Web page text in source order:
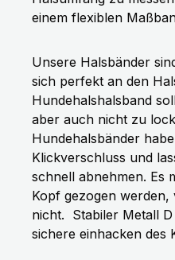
einem flexiblen
Unsere Halsbänder
sich perfekt an den
Hundehalshalsband
aber auch nicht zu
Hundehalsbänder
Klickverschluss und
schnell abnehmen. Es
Kopf gezogen werden,
nicht. Stabiler Metall
sichere einhacken des